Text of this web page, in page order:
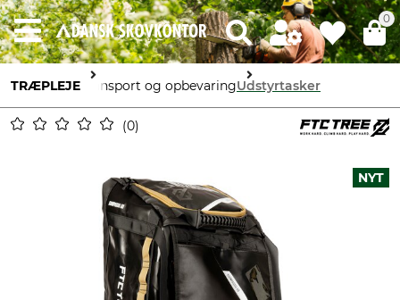
0
TRÆPLEJE Transport og opbevaringUdstyrtasker
0
NYT